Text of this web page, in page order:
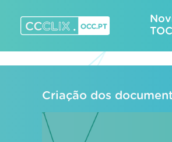
content
Criação dos